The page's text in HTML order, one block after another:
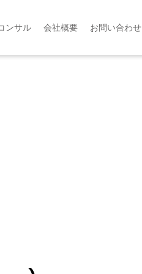
ンサル 会社概要 お問い合わせ